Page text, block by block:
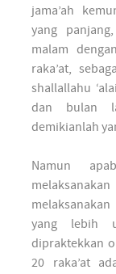
jama’ah
yang
malam
raka’at,
shallallahu
dan bulan
demikianlah
Namun
yang lebih
dipraktekkan
20 raka’at